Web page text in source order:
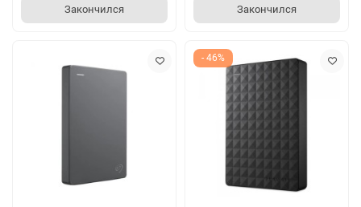
Закончился Закончился
- 46%